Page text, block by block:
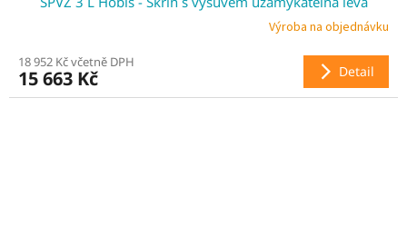
A
R
M
Výroba na objednávku
18 952 Kč včetně DPH
15 663 Kč Detail